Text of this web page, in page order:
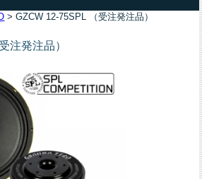
> GZCW 12-75SPL （受注発注品）
注発注品）